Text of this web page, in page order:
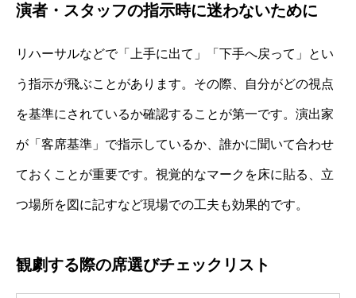
演者・スタッフの指示時に迷わないために
リハーサルなどで「上手に出て」「下手へ戻って」とい
う指示が飛ぶことがあります。その際、自分がどの視点
を基準にされているか確認することが第一です。演出家
が「客席基準」で指示しているか、誰かに聞いて合わせ
ておくことが重要です。視覚的なマークを床に貼る、立
つ場所を図に記すなど現場での工夫も効果的です。
観劇する際の席選びチェックリスト